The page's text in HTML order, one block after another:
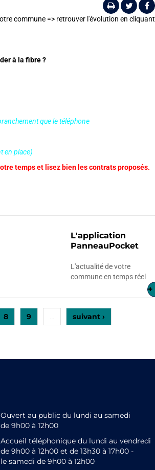
commune => retrouver l'évolution en cliquant
à la fibre ?
que le téléphone
en place)
temps et lisez bien les contrats proposés.
L'application
PanneauPocket
L'actualité de votre
commune en temps réel
+
8 9 suivant ›
Ouvert au public du lundi au samedi
de 9h00 à 12h00
Accueil téléphonique du lundi au vendredi
de 9h00 à 12h00 et de 13h30 à 17h00 -
le samedi de 9h00 à 12h00